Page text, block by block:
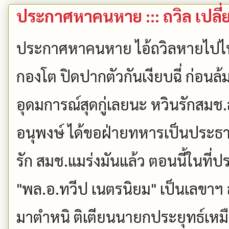
ประกาศหาคนหาย ::: ถวิล เป
ประกาศหาคนหาย ไอ้ถวิลหายไป
กองโต ปิดปากตัวกันเงียบฉี่ ก่อน
อุดมการณ์สุดกู่เลยนะ หวินรักสม
อนุพงษ์ ได้ขอฝ่ายทหารเป็นประธ
รัก สมช.แมร่งมันแล้ว ตอนนี้ในที่
"พล.อ.ทวีป เนตรนิยม" เป็นเลขา
มาตำหนิ ติเตียนนายกประยุทธ์เ